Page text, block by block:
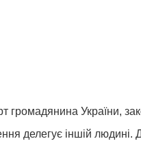
України,
делегує іншій людині.